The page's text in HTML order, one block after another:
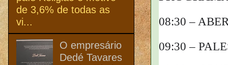
08:30 –
09:30 –
de 3,6% de todas as
vi...
O empresário
Dedé Tavares